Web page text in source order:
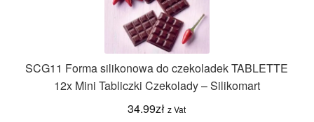
SCG11 Forma silikonowa do czekoladek TABLETTE
12x Mini Tabliczki Czekolady – Silikomart
34.99zł z Vat